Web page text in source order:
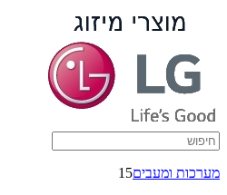
מערכות ומעבים15